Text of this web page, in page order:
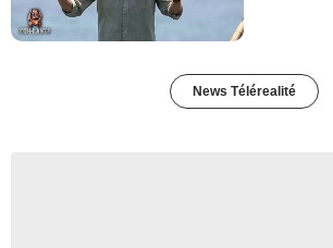
News Télérealité